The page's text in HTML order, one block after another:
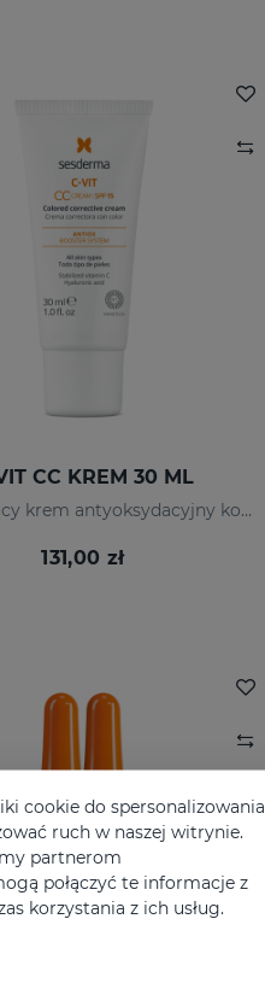
CC KREM 30 ML
Koloryzujący krem antyoksydacyjny korygujący z witaminą C i kwasem hialuronowym.
131,00 zł
cookie do spersonalizowania
ruch w naszej witrynie.
partnerom
połączyć te informacje z
korzystania z ich usług.